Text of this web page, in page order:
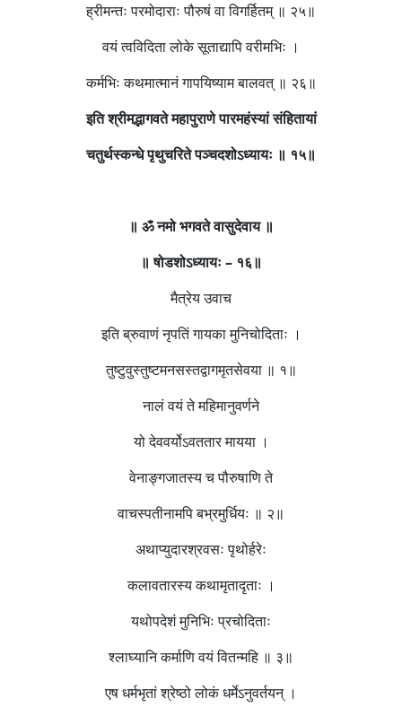
ह्रीमन्तः परमोदाराः पौरुषं वा विगर्हितम् ॥ २५॥
वयं त्वविदिता लोके सूताद्यापि वरीमभिः ।
कर्मभिः कथमात्मानं गापयिष्याम बालवत् ॥ २६॥
इतिश्रीमद्भागवतेमहापुराणेपारमहंस्यांसंहितायां
चतुर्थस्कन्धेपृथुचरितेपञ्चदशोऽध्यायः ॥ १५॥
॥ ॐनमोभगवतेवासुदेवाय ॥
॥षोडशोऽध्यायः– १६॥
मैत्रेय उवाच
इति ब्रुवाणं नृपतिं गायका मुनिचोदिताः ।
तुष्टुवुस्तुष्टमनसस्तद्वागमृतसेवया ॥ १॥
नालं वयं ते महिमानुवर्णने
यो देववर्योऽवततार मायया ।
वेनाङ्गजातस्य च पौरुषाणि ते
वाचस्पतीनामपि बभ्रमुर्धियः ॥ २॥
अथाप्युदारश्रवसः पृथोर्हरेः
कलावतारस्य कथामृतादृताः ।
यथोपदेशं मुनिभिः प्रचोदिताः
श्लाघ्यानि कर्माणि वयं वितन्महि ॥ ३॥
एष धर्मभृतां श्रेष्ठो लोकं धर्मेऽनुवर्तयन् ।